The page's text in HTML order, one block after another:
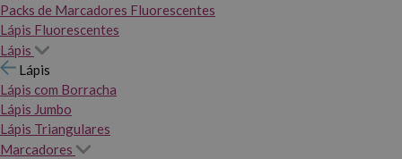
Packs de Marcadores Fluorescentes
Lápis Fluorescentes
Lápis
Lápis
Lápis com Borracha
Lápis Jumbo
Lápis Triangulares
Marcadores